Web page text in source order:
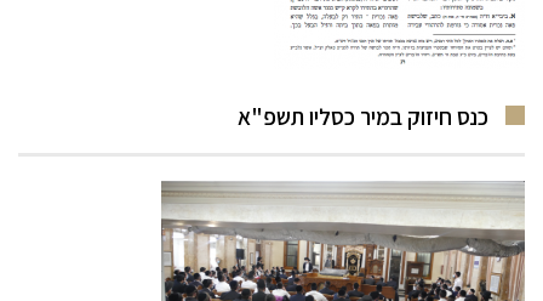
כנס חיזוק במיר כסליו תשפ"א